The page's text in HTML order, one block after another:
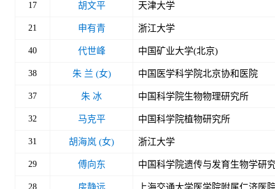
17 胡文平 天津大学
21 申有青 浙江大学
40 代世峰 中国矿业大学(北京)
38 朱 兰 (女) 中国医学科学院北京协和医院
37 朱 冰 中国科学院生物物理研究所
32 马克平 中国科学院植物研究所
31 胡海岚 (女) 浙江大学
29 傅向东 中国科学院遗传与发育生物学研
28